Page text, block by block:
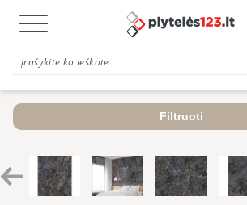
Filtruoti